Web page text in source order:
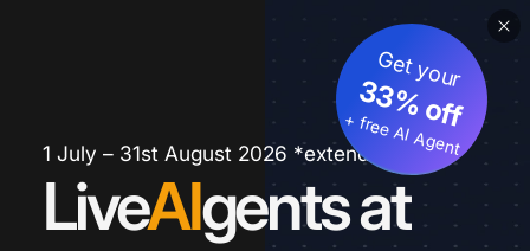
1 July – 31st August 2026 *extended
LiveAIgents at
Get your
33% off
+ free AI Agent